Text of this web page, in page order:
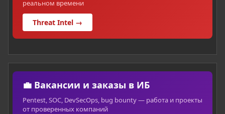
реальном времени
Threat Intel →
💼 Вакансии и заказы в ИБ
Pentest, SOC, DevSecOps, bug bounty — работа и проекты
от проверенных компаний